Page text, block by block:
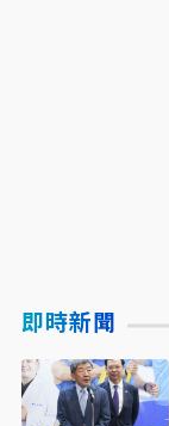
即時新聞